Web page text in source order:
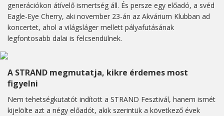
generációkon átívelő ismertség áll. És persze egy előadó, a svéd
Eagle-Eye Cherry, aki november 23-án az Akvárium Klubban ad
koncertet, ahol a világsláger mellett pályafutásának
legfontosabb dalai is felcsendülnek.
A STRAND megmutatja, kikre érdemes most
figyelni
Nem tehetségkutatót indított a STRAND Fesztivál, hanem ismét
kijelölte azt a négy előadót, akik szerintük a következő évek